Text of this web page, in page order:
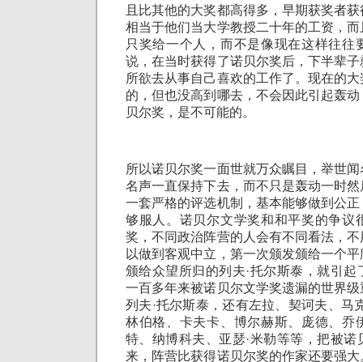
且比其他的大奖都高得多，早期获奖者
相当于他们当大学教授二十年的工资，
只奖给一个人，而不是像现在这样往往
说，在当时获得了诺贝尔奖后，下半辈
所欲去从事自己喜欢的工作了。现在的
的，但也没高到哪去，不会因此引起轰
贝尔奖，是不可能的。
所以诺贝尔奖一面世就万众瞩目，举世
名声一直保持下去，而不只是轰动一时
一套严格的评选机制，基本能够做到公
够服人。诺贝尔文学奖和和平奖的争议
奖，不同政治阵营的人会有不同看法，
以做到客观中立，第一次颁发颁给一个
颁给众望所归的列夫·托尔斯泰，就引
一百多年来被诺贝尔文学奖遗漏的世界
列夫·托尔斯泰，还有左拉、契诃夫、马
林伯格、卡夫卡、博尔赫斯、庞德、乔
特、纳博科夫、亚瑟·米勒等等，把被
来，阵营比获得诺贝尔奖的作家还要强